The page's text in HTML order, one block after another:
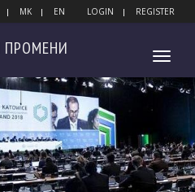
MK EN LOGIN REGISTER
Toggle
ПРОМЕНИ